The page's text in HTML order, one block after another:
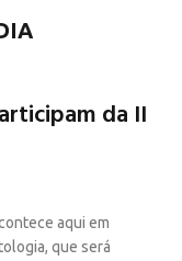
da II
aqui em
que será